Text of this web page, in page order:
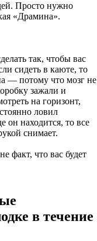
Просто нужно
«Драмина».
так, чтобы вас
сидеть в каюте, то
— потому что мозг не
зажали и
на горизонт,
ловил
он находится, то все
снимает.
факт, что вас будет
в течение